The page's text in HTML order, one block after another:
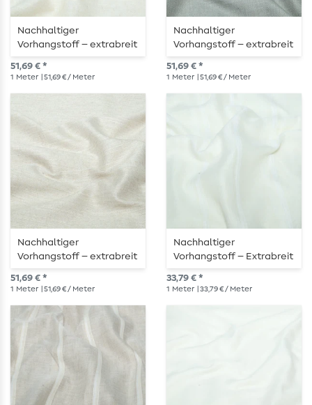
Nachhaltiger
Vorhangstoff – extrabreit
310 cm, ecru meliert
51,69 € *
1 Meter | 51,69 € / Meter
Nachhaltiger
Vorhangstoff – extrabreit
310 cm in Grau-Melange
51,69 € *
1 Meter | 51,69 € / Meter
Nachhaltiger
Vorhangstoff – extrabreit
310 cm in natürlicher
Melange
51,69 € *
1 Meter | 51,69 € / Meter
Nachhaltiger
Vorhangstoff – Extrabreit
310 cm, Streifen in Uni
Ecru
33,79 € *
1 Meter | 33,79 € / Meter